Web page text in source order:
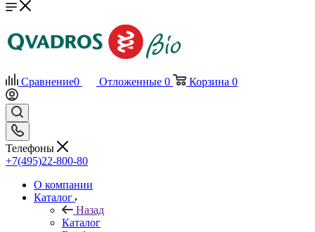
Сравнение0 Отложенные 0 Корзина 0
Телефоны
+7(495)22-800-80
О компании
Каталог
Назад
Каталог